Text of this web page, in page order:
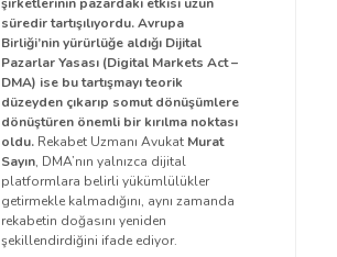
süredir tartışılıyordu. Avrupa
Birliği’nin yürürlüğe aldığı Dijital
Pazarlar Yasası (Digital Markets Act –
DMA) ise bu tartışmayı teorik
düzeyden çıkarıp somut dönüşümlere
dönüştüren önemli bir kırılma noktası
oldu. Rekabet Uzmanı Avukat Murat
Sayın, DMA’nın yalnızca dijital
platformlara belirli yükümlülükler
getirmekle kalmadığını, aynı zamanda
rekabetin doğasını yeniden
şekillendirdiğini ifade ediyor.